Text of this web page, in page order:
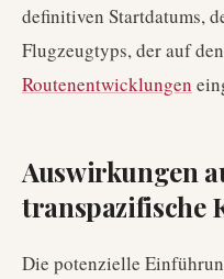
definitiven Startdatums,
Flugzeugtyps, der auf
Routenentwicklungen
Auswirkungen
transpazifische
Die potenzielle